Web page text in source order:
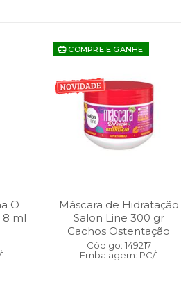
O
8 ml
COMPRE E GANHE
Máscara de Hidratação
Salon Line 300 gr
Cachos Ostentação
Código: 149217
Embalagem: PC/1